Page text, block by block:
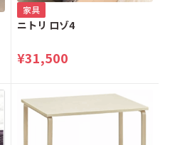
家具
ニトリ ロゾ4
¥31,500